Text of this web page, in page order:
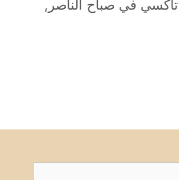
تاكسي في صباح الناصر ,